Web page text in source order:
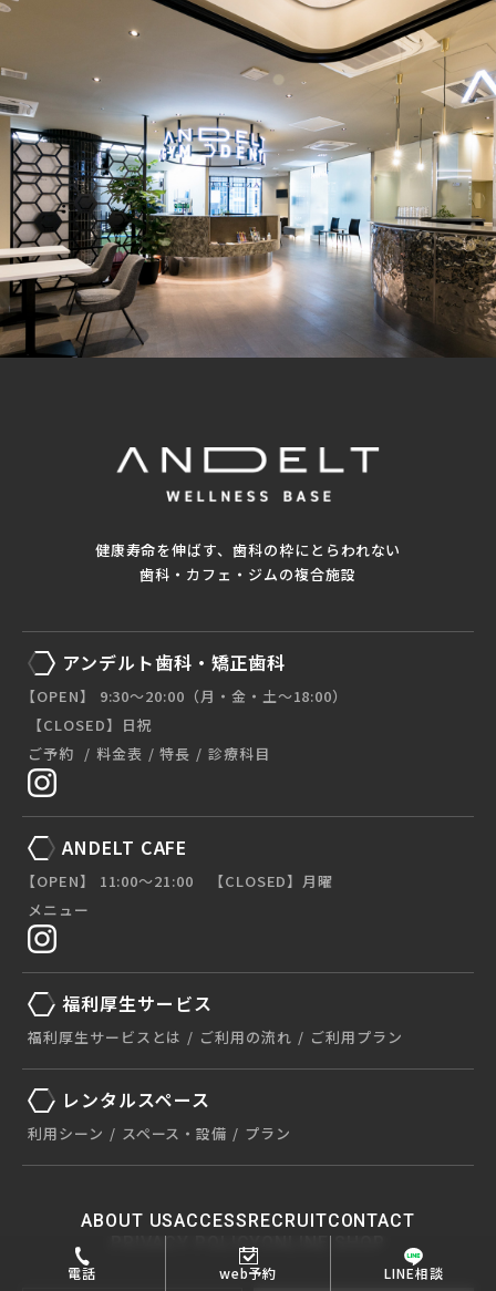
電話 web予約 LINE相談
健康寿命を伸ばす、歯科の枠にとらわれない
歯科・カフェ・ジムの複合施設
アンデルト歯科・矯正歯科
【OPEN】 9:30〜20:00（月・金・土〜18:00）
【CLOSED】日祝
ご予約
料金表 特長 診療科目
ANDELT CAFE
【OPEN】 11:00〜21:00 【CLOSED】月曜
メニュー
福利厚生サービス
福利厚生サービスとは ご利用の流れ ご利用プラン
レンタルスペース
利用シーン スペース・設備 プラン
ABOUT USACCESS RECRUITCONTACT
PRIVACY POLICY